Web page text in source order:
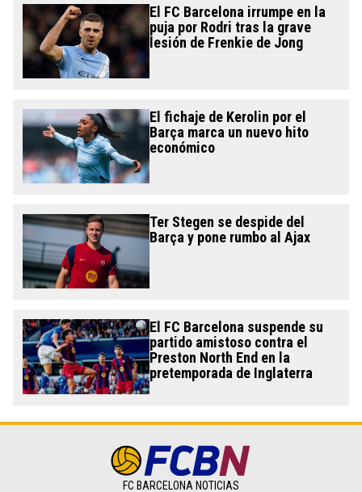
El FC Barcelona irrumpe en la
puja por Rodri tras la grave
lesión de Frenkie de Jong
El fichaje de Kerolin por el
Barça marca un nuevo hito
económico
Ter Stegen se despide del
Barça y pone rumbo al Ajax
El FC Barcelona suspende su
partido amistoso contra el
Preston North End en la
pretemporada de Inglaterra
FC BARCELONA NOTICIAS